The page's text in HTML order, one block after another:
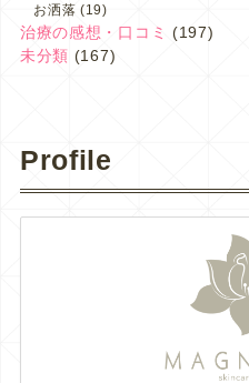
お洒落 (19)
治療の感想・口コミ
(197)
未分類 (167)
Profile